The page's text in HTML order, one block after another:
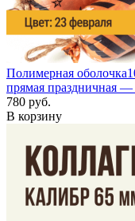
Полимерная оболочка
прямая праздничная —
780 руб.
В корзину